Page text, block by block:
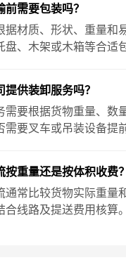
前需要包装吗？
据材质、形状、重量和
盘、木架或木箱等合适
提供装卸服务吗？
需要根据货物重量、数
需要叉车或吊装设备提
按重量还是按体积收费？
通常比较货物实际重量
合线路及提送费用核算。